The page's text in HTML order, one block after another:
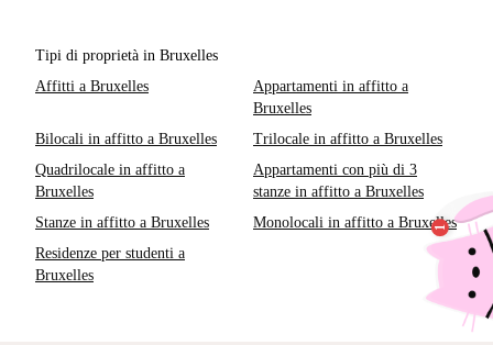
Tipi di proprietà in Bruxelles
Affitti a Bruxelles
Appartamenti in affitto a
Bruxelles
Bilocali in affitto a Bruxelles
Trilocale in affitto a Bruxelles
Quadrilocale in affitto a
Bruxelles
Appartamenti con più di 3
stanze in affitto a Bruxelles
Stanze in affitto a Bruxelles
Monolocali in affitto a Bruxelles
Residenze per studenti a
Bruxelles